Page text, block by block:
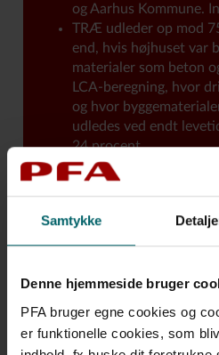
Samtykke
Denne hjemmeside bruger
PFA bruger egne cookies og
er funktionelle cookies, som
og Aarhus Kommune.
TRÆ udleder op mod
end, hvis højhuset var
materialer som beton
LCA-beregning, hvor
og hvor
udledes ved endt
24 procent.
Beregninger fra Dansk
der opnås en
byggesektoren.
PFA er en Danmarks
99 mia. kr.
gennemgået løbende
fokus på klimasikring